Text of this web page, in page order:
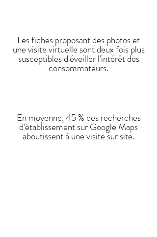
Les fiches proposant des photos et
une visite virtuelle sont deux fois plus
susceptibles d'éveiller l'intérêt des
consommateurs.
En moyenne, 45 % des recherches
d'établissement sur Google Maps
aboutissent à une visite sur site.